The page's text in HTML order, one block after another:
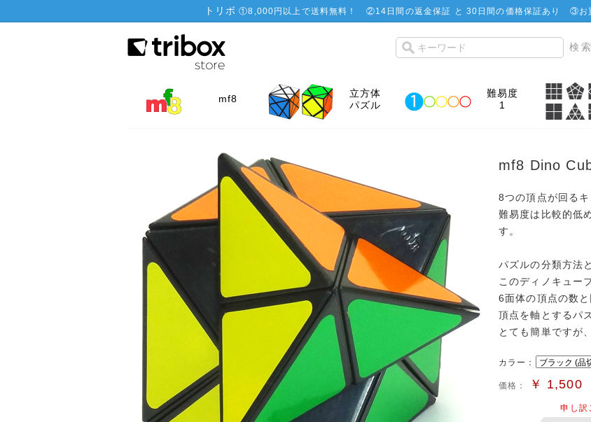
トリボ ①8,000円以上で送料無料！ ②14日間の返金保証 と 30日間の価格保証あり ③お
mf8
立方体
パズル
難易度
1
mf8 Dino
8つの頂点が回るキ
難易度は比較的低
す。
パズルの分類方法
このディノキュー
6面体の頂点の数と
頂点を軸とするパ
とても簡単ですが
カラー：
価格： ￥ 1,500
申し訳